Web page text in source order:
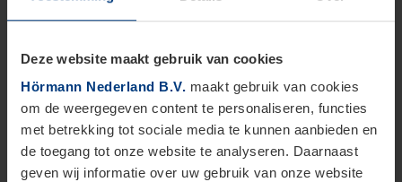
Deze website maakt gebruik van cookies
Hörmann Nederland B.V. maakt gebruik van cookies
om de weergegeven content te personaliseren, functies
met betrekking tot sociale media te kunnen aanbieden en
de toegang tot onze website te analyseren. Daarnaast
geven wij informatie over uw gebruik van onze website